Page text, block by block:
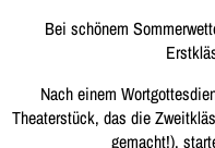
Bei schönem
Nach einem
Theaterstück, das die
gemacht!),